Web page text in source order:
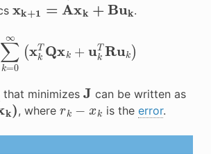
.
=0
that minimizes J can be written as
, whererk− xk is theerror.